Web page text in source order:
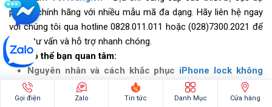
phòng chính hãng với nhiều mẫu mã đa dạng. Hãy liên hệ ngay
với chúng tôi qua hotline 0828.011.011 hoặc (028)7300.2021 để
được tư vấn và hỗ trợ nhanh chóng.
>>> Có thể bạn quan tâm:
Nguyên nhân và cách khắc phục iPhone lock không
nhận SIM
Bộ phát sóng 4G TP-Link tốc độ cao, kết nối mượt mà
Gọi điện Zalo Tin tức Danh Mục Cửa hàng